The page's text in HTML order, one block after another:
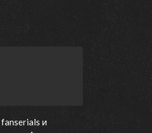
и